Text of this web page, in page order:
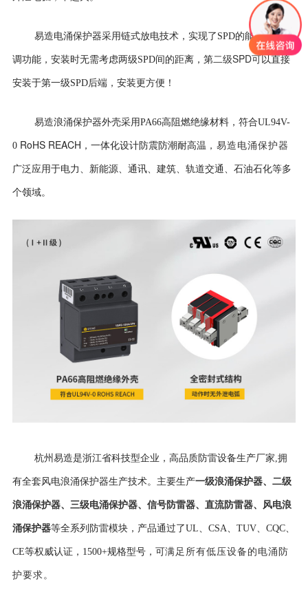
易造电涌保护器采用链式放电技术，实现了SPD的能量自动协
调功能，安装时无需考虑两级SPD间的距离，第二级SPD可以直接
安装于第一级SPD后端，安装更方便！
易造浪涌保护器外壳采用PA66高阻燃绝缘材料，符合UL94V-
0 RoHS REACH ，一体化设计防震防潮耐高温 ，易造电涌保护器
广泛应用于电力、新能源、通讯、建筑、轨道交通、石油石化等多
个领域。
杭州易造是浙江省科技型企业，高品质防雷设备生产厂家,拥
有全套风电浪涌保护器生产技术。主要生产一级浪涌保护器、 二级
浪涌保护器、 三级电涌保护器、 信号防雷器、 直流防雷器、
风电浪
涌保护器等全系列防雷模块，产品通过了UL、CSA、TUV、CQC、
CE等权威认证， 1500+规格型号，可满足所有低压设备的电涌防
护要求。